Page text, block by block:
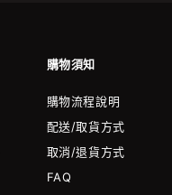
購物須知
購物流程說明
配送/取貨方式
取消/退貨方式
FAQ